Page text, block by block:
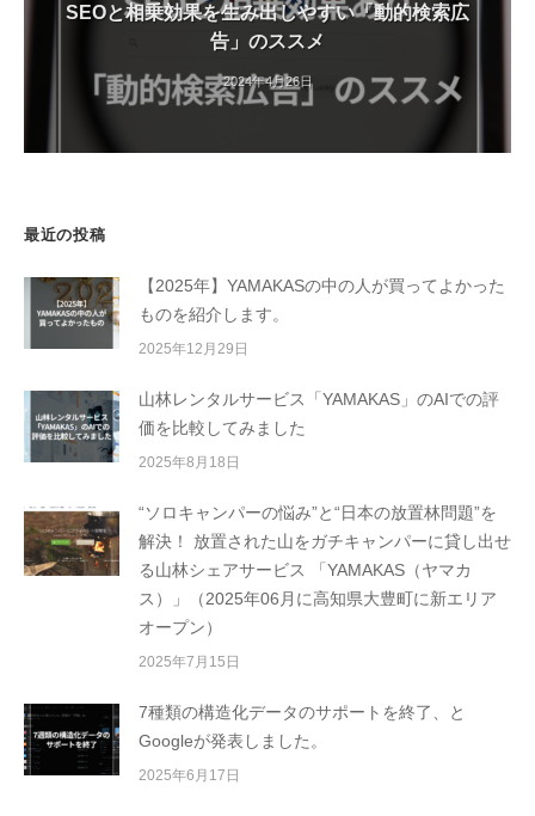
SEOと相乗効果を生み出しやすい「動的検索広
告」のススメ
2024年4月26日
最近の投稿
【2025年】YAMAKASの中の人が買ってよかった
ものを紹介します。
2025年12月29日
山林レンタルサービス「YAMAKAS」のAIでの評
価を比較してみました
2025年8月18日
“ソロキャンパーの悩み”と“日本の放置林問題”を
解決！ 放置された山をガチキャンパーに貸し出せ
る山林シェアサービス 「YAMAKAS（ヤマカ
ス）」（2025年06月に高知県大豊町に新エリア
オープン）
2025年7月15日
7種類の構造化データのサポートを終了、と
Googleが発表しました。
2025年6月17日